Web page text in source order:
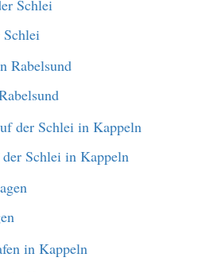
Schlei in Kappeln